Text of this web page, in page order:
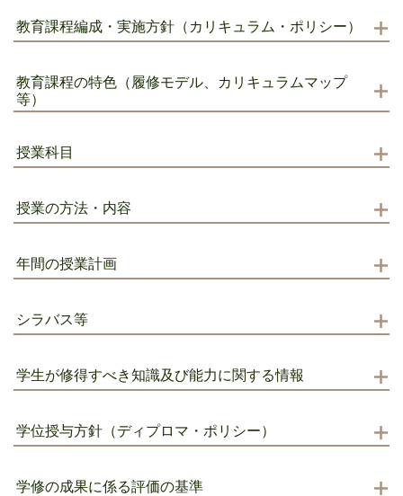
教育課程編成・実施方針（カリキュラム・ポリシー）
教育課程の特色（履修モデル、カリキュラムマップ
等）
授業科目
授業の方法・内容
年間の授業計画
シラバス等
学生が修得すべき知識及び能力に関する情報
学位授与方針（ディプロマ・ポリシー）
学修の成果に係る評価の基準